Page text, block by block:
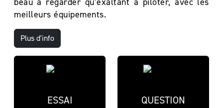
meilleurs équipements.
Plus d'info
ESSAI QUESTION